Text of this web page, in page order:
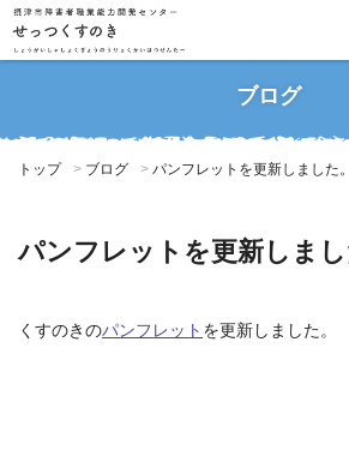
ブログ
トップ ブログ パンフレットを更新しました。
パンフレットを更新しまし
くすのきのパンフレット を更新しました。